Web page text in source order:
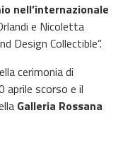
nell’internazionale
e Nicoletta
Design Collectible”.
cerimonia di
aprile scorso e il
Galleria Rossana